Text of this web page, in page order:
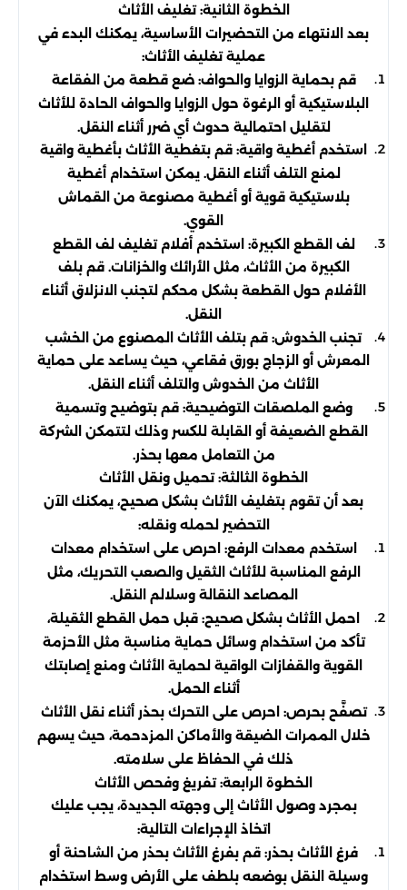
الخطوة الثانية: تغليف الأثاث
بعد الانتهاء من التحضيرات الأساسية، يمكنك البدء في
عملية تغليف الأثاث:
قم بحماية الزوايا والحواف: ضع قطعة من الفقاعة
البلاستيكية أو الرغوة حول الزوايا والحواف الحادة للأثاث
لتقليل احتمالية حدوث أي ضرر أثناء النقل.
استخدم أغطية واقية: قم بتغطية الأثاث بأغطية واقية
لمنع التلف أثناء النقل. يمكن استخدام أغطية
بلاستيكية قوية أو أغطية مصنوعة من القماش
القوي.
لف القطع الكبيرة: استخدم أفلام تغليف لف القطع
الكبيرة من الأثاث، مثل الأرائك والخزانات. قم بلف
الأفلام حول القطعة بشكل محكم لتجنب الانزلاق أثناء
النقل.
تجنب الخدوش: قم بتلف الأثاث المصنوع من الخشب
المعرش أو الزجاج بورق فقاعي، حيث يساعد على حماية
الأثاث من الخدوش والتلف أثناء النقل.
وضع الملصقات التوضيحية: قم بتوضيح وتسمية
القطع الضعيفة أو القابلة للكسر وذلك لتتمكن الشركة
من التعامل معها بحذر.
الخطوة الثالثة: تحميل ونقل الأثاث
بعد أن تقوم بتغليف الأثاث بشكل صحيح، يمكنك الآن
التحضير لحمله ونقله:
استخدم معدات الرفع: احرص على استخدام معدات
الرفع المناسبة للأثاث الثقيل والصعب التحريك، مثل
المصاعد النقالة وسلالم النقل.
احمل الأثاث بشكل صحيح: قبل حمل القطع الثقيلة،
تأكد من استخدام وسائل حماية مناسبة مثل الأحزمة
القوية والقفازات الواقية لحماية الأثاث ومنع إصابتك
أثناء الحمل.
تصفَّح بحرص: احرص على التحرك بحذر أثناء نقل الأثاث
خلال الممرات الضيقة والأماكن المزدحمة، حيث يسهم
ذلك في الحفاظ على سلامته.
الخطوة الرابعة: تفريغ وفحص الأثاث
بمجرد وصول الأثاث إلى وجهته الجديدة، يجب عليك
اتخاذ الإجراءات التالية:
فرغ الأثاث بحذر: قم بفرغ الأثاث بحذر من الشاحنة أو
وسيلة النقل بوضعه بلطف على الأرض وسط استخدام